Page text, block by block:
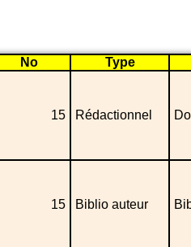
No Type
15 Rédactionnel
15 Biblio auteur